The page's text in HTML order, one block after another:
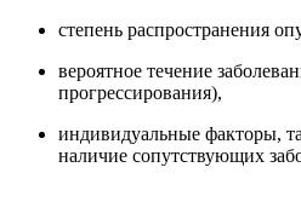
степень распространения
вероятное течение
прогрессирования),
индивидуальные факторы,
наличие сопутствующих